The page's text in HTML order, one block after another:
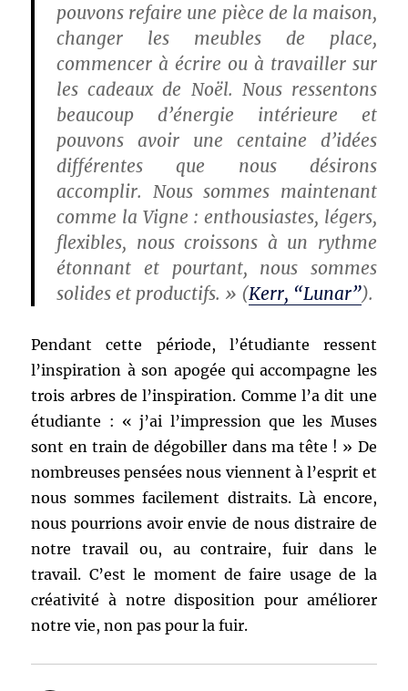
pouvons refaire une pièce de la maison,
changer les meubles de place,
commencer à écrire ou à travailler sur
les cadeaux de Noël. Nous ressentons
beaucoup d’énergie intérieure et
pouvons avoir une centaine d’idées
différentes que nous désirons
accomplir. Nous sommes maintenant
comme la Vigne : enthousiastes, légers,
flexibles, nous croissons à un rythme
étonnant et pourtant, nous sommes
solides et productifs. » (Kerr, “Lunar”).
Pendant cette période, l’étudiante ressent
l’inspiration à son apogée qui accompagne les
trois arbres de l’inspiration. Comme l’a dit une
étudiante : « j’ai l’impression que les Muses
sont en train de dégobiller dans ma tête ! » De
nombreuses pensées nous viennent à l’esprit et
nous sommes facilement distraits. Là encore,
nous pourrions avoir envie de nous distraire de
notre travail ou, au contraire, fuir dans le
travail. C’est le moment de faire usage de la
créativité à notre disposition pour améliorer
notre vie, non pas pour la fuir.